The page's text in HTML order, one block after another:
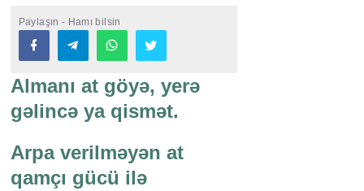
Paylaşın - Hamı bilsin
Almanı at göyə, yerə
gəlincə ya qismət.
Arpa verilməyən at
qamçı gücü ilə